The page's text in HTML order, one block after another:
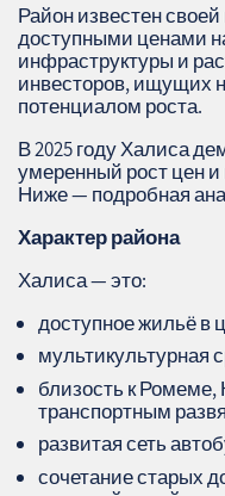
Район известен
доступными ценами
инфраструктуры и
инвесторов, ищущих
потенциалом роста.
В 2025 году Халиса
умеренный рост цен и
Ниже — подробная
Характер района
Халиса — это:
доступное жильё в
мультикультурная
близость к Ромеме,
транспортным
развитая сеть
сочетание старых